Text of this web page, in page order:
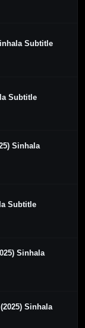
Subtitle
Subtitle
Sinhala
Subtitle
Sinhala
Sinhala